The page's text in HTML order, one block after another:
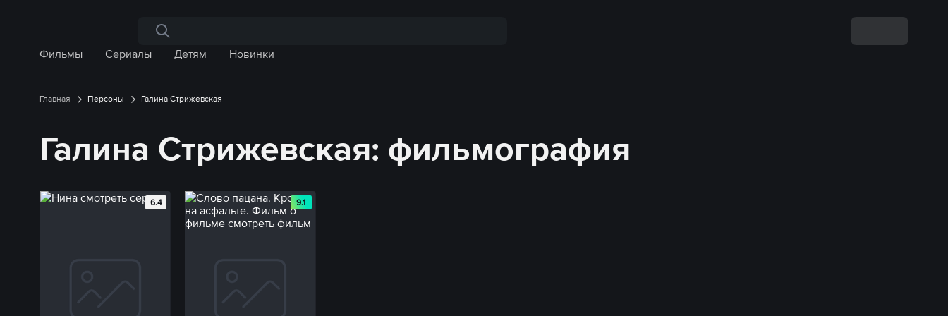
Поиск по сайту
Фильмы
Сериалы Детям Новинки
Главная Персоны Галина Стрижевская
Галина Стрижевская: фильмография
6.4 9.1